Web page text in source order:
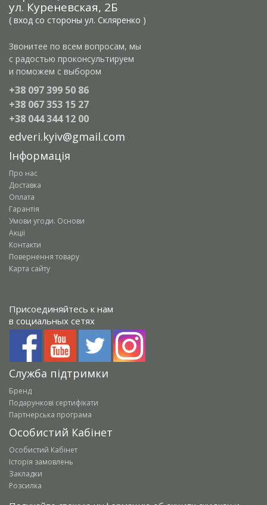
ул. Куреневская, 2Б
( вход со стороны ул. Скляренко )
Звонитее по всем вопросам, мы
с радостью проконсультируем
и поможем с выбором
+38 097 399 50 86
+38 067 353 15 27
+38 044 344 12 00
edveri.kyiv@gmail.com
Інформація
Про нас
Доставка
Оплата
Гарантія
Умови угоди. Основи
Акції
Контакти
Повернення товару
Карта сайту
Присоединяйтесь к нам
в социальных сетях
Служба підтримки
Бренд
Подарункові сертифікати
Партнерська програма
Особистий Кабінет
Особистий Кабінет
Історія замовлень
Закладки
Розсилка